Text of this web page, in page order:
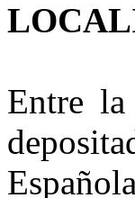
Entre la